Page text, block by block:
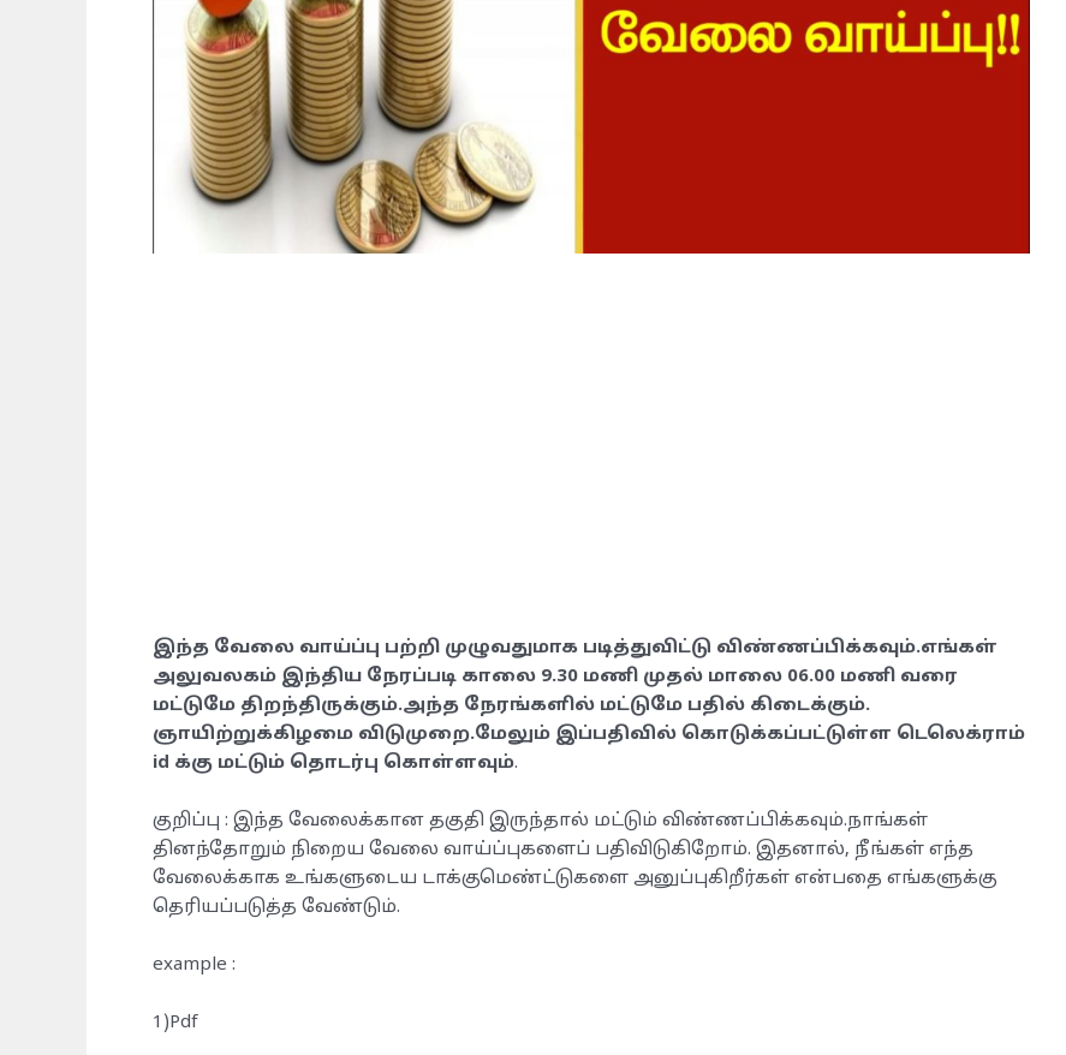
இந்த வேலை வாய்ப்பு பற்றி முழுவதுமாக படித்துவிட்டு விண்ணப்பிக்கவும்.எங்கள்
அலுவலகம் இந்திய நேரப்படி காலை 9.30 மணி முதல் மாலை 06.00 மணி வரை
மட்டுமே திறந்திருக்கும்.அந்த நேரங்களில் மட்டுமே பதில் கிடைக்கும்.
ஞாயிற்றுக்கிழமை விடுமுறை.மேலும் இப்பதிவில் கொடுக்கப்பட்டுள்ள டெலெக்ராம்
id க்கு மட்டும் தொடர்பு கொள்ளவும்.
குறிப்பு : இந்த வேலைக்கான தகுதி இருந்தால் மட்டும் விண்ணப்பிக்கவும்.நாங்கள்
தினந்தோறும் நிறைய வேலை வாய்ப்புகளைப் பதிவிடுகிறோம். இதனால், நீங்கள் எந்த
வேலைக்காக உங்களுடைய டாக்குமெண்ட்டுகளை அனுப்புகிறீர்கள் என்பதை எங்களுக்கு
தெரியப்படுத்த வேண்டும்.
example :
1)Pdf